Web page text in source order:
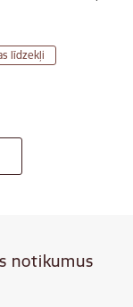
līdzekļi
notikumus